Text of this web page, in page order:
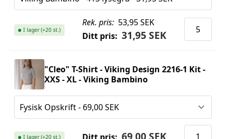
Rek. pris: 53,95 SEK
Ditt pris: 31,95 SEK
I lager (+20 st.)
"Cleo" T-Shirt - Viking Design 2216-1 Kit -
XXS - XL - Viking Bambino
I lager (+20 st.)